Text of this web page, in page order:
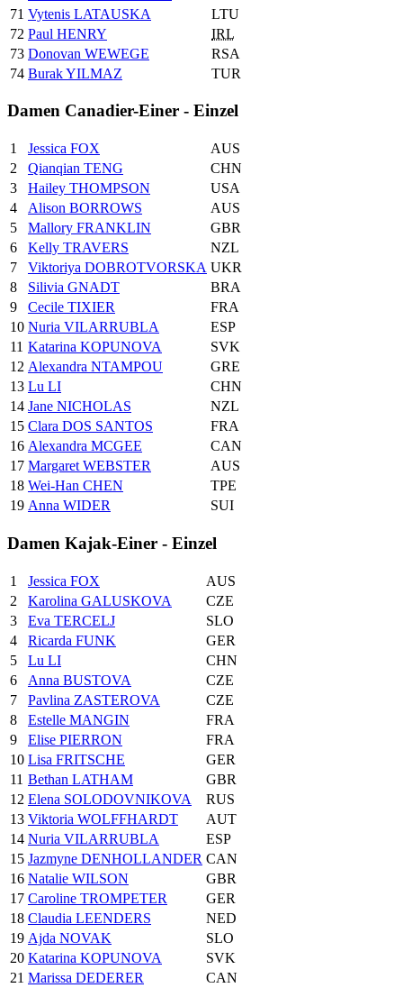
71 Vytenis LATAUSKA
LTU
72 Paul HENRY
IRL
73 Donovan WEWEGE
RSA
74 Burak YILMAZ TUR
Damen Canadier-Einer - Einzel
1 Jessica FOX
AUS
2
Qianqian TENG
CHN
3
Hailey THOMPSON
USA
4
Alison BORROWS
AUS
5
Mallory FRANKLIN
GBR
6
Kelly TRAVERS
NZL
7
Viktoriya DOBROTVORSKA UKR
8
Silivia GNADT
BRA
9
Cecile TIXIER
FRA
10 Nuria VILARRUBLA
ESP
11 Katarina KOPUNOVA
SVK
12 Alexandra NTAMPOU
GRE
13 Lu LI
CHN
14 Jane NICHOLAS
NZL
15 Clara DOS SANTOS
FRA
16 Alexandra MCGEE
CAN
17 Margaret WEBSTER
AUS
18 Wei-Han CHEN
TPE
19 Anna WIDER SUI
Damen Kajak-Einer - Einzel
1 Jessica FOX
AUS
2
Karolina GALUSKOVA
CZE
3
Eva TERCELJ
SLO
4
Ricarda FUNK
GER
5
Lu LI
CHN
6
Anna BUSTOVA
CZE
7
Pavlina ZASTEROVA
CZE
8
Estelle MANGIN
FRA
9
Elise PIERRON
FRA
10 Lisa FRITSCHE
GER
11 Bethan LATHAM
GBR
12 Elena SOLODOVNIKOVA
RUS
13 Viktoria WOLFFHARDT
AUT
14 Nuria VILARRUBLA
ESP
15 Jazmyne DENHOLLANDER CAN
16 Natalie WILSON
GBR
17 Caroline TROMPETER
GER
18 Claudia LEENDERS
NED
19 Ajda NOVAK
SLO
20 Katarina KOPUNOVA
SVK
21 Marissa DEDERER
CAN